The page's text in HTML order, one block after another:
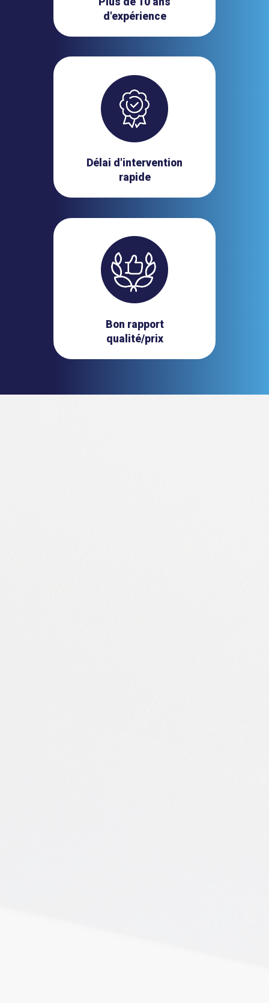
d'expérience
Délai d'intervention
rapide
Bon rapport
qualité/prix